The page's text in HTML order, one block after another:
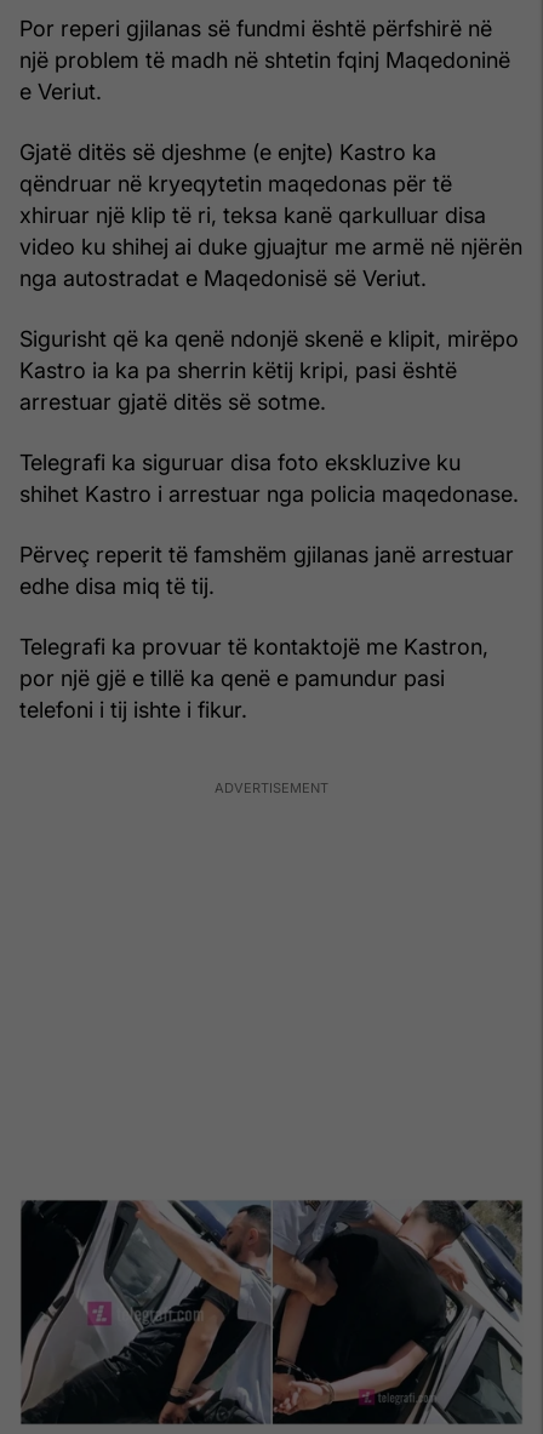
Por reperi gjilanas së fundmi është përfshirë në
një problem të madh në shtetin fqinj Maqedoninë
e Veriut.
Gjatë ditës së djeshme (e enjte) Kastro ka
qëndruar në kryeqytetin maqedonas për të
xhiruar një klip të ri, teksa kanë qarkulluar disa
video ku shihej ai duke gjuajtur me armë në njërën
nga autostradat e Maqedonisë së Veriut.
Sigurisht që ka qenë ndonjë skenë e klipit, mirëpo
Kastro ia ka pa sherrin këtij kripi, pasi është
arrestuar gjatë ditës së sotme.
Telegrafi ka siguruar disa foto ekskluzive ku
shihet Kastro i arrestuar nga policia maqedonase.
Përveç reperit të famshëm gjilanas janë arrestuar
edhe disa miq të tij.
Telegrafi ka provuar të kontaktojë me Kastron,
por një gjë e tillë ka qenë e pamundur pasi
telefoni i tij ishte i fikur.